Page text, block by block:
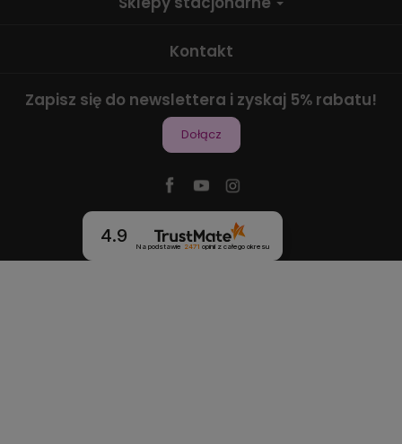
Kontakt
Zapisz się do newslettera i zyskaj 5% rabatu!
Dołącz
4.9
Na podstawie 2471 opinii z całego okresu